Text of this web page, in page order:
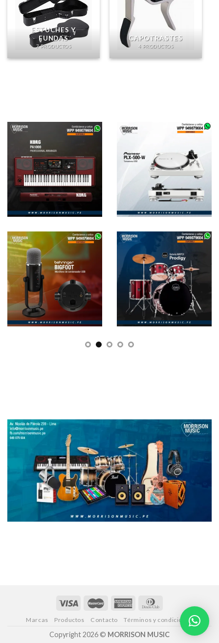
ESTUCHES Y
FUNDAS
7 PRODUCTOS
CAPOTRASTES
4 PRODUCTOS
Marcas Productos Contacto Términos y condiciones
Copyright 2026 © MORRISON MUSIC